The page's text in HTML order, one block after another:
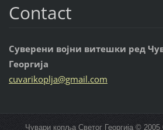
Contact
Суверени војни витешки ред
Георгија
cuvarikoplja@gmail.com
Чувари копља Светог Георгија ©